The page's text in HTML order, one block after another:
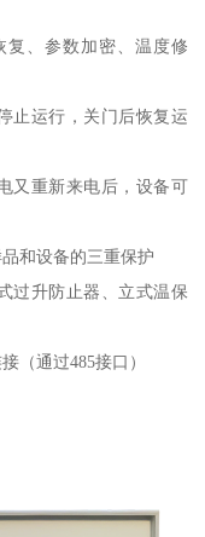
复、参数加密、温度修
止运行，关门后恢复运
又重新来电后，设备可
和设备的三重保护
过升防止器、立式温保
（通过485接口）